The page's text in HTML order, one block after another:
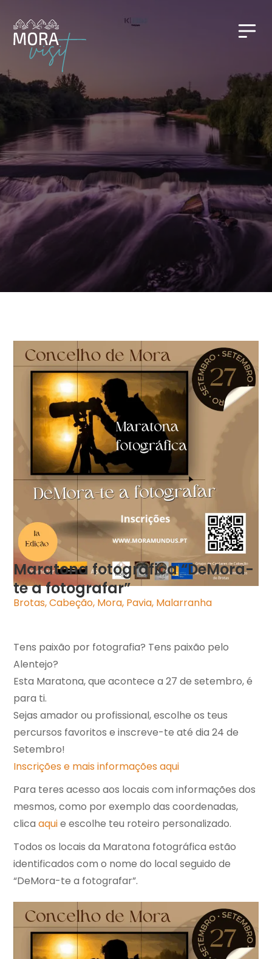
Maratona fotográfica “DeMora-
te a fotografar”
Brotas, Cabeção, Mora, Pavia, Malarranha
Tens paixão por fotografia? Tens paixão pelo
Alentejo?
Esta Maratona, que acontece a 27 de setembro, é
para ti.
Sejas amador ou profissional, escolhe os teus
percursos favoritos e inscreve-te até dia 24 de
Setembro!
Inscrições e mais informações aqui
Para teres acesso aos locais com informações dos
mesmos, como por exemplo das coordenadas,
clicaaquie escolhe teu roteiro personalizado.
Todos os locais da Maratona fotográfica estão
identificados com o nome do local seguido de
“DeMora-te a fotografar”.